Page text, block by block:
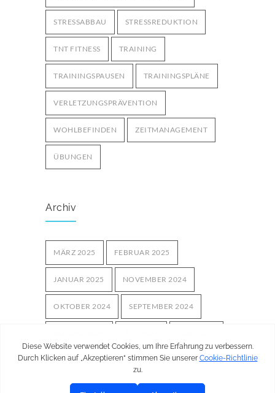
STRESSABBAU STRESSREDUKTION
TNT FITNESS TRAINING
TRAININGSPAUSEN TRAININGSPLÄNE
VERLETZUNGSPRÄVENTION
WOHLBEFINDEN ZEITMANAGEMENT
ÜBUNGEN
Archiv
MÄRZ 2025 FEBRUAR 2025
JANUAR 2025 NOVEMBER 2024
OKTOBER 2024 SEPTEMBER 2024
MAI 2024